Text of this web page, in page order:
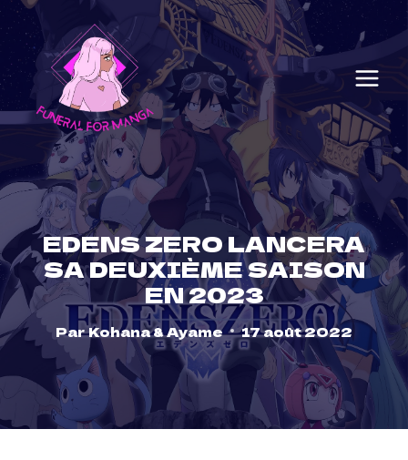
Skip
content
EDENS ZERO LANCERA
SA DEUXIÈME SAISON
EN 2023
ParKohana & Ayame 17 août 2022